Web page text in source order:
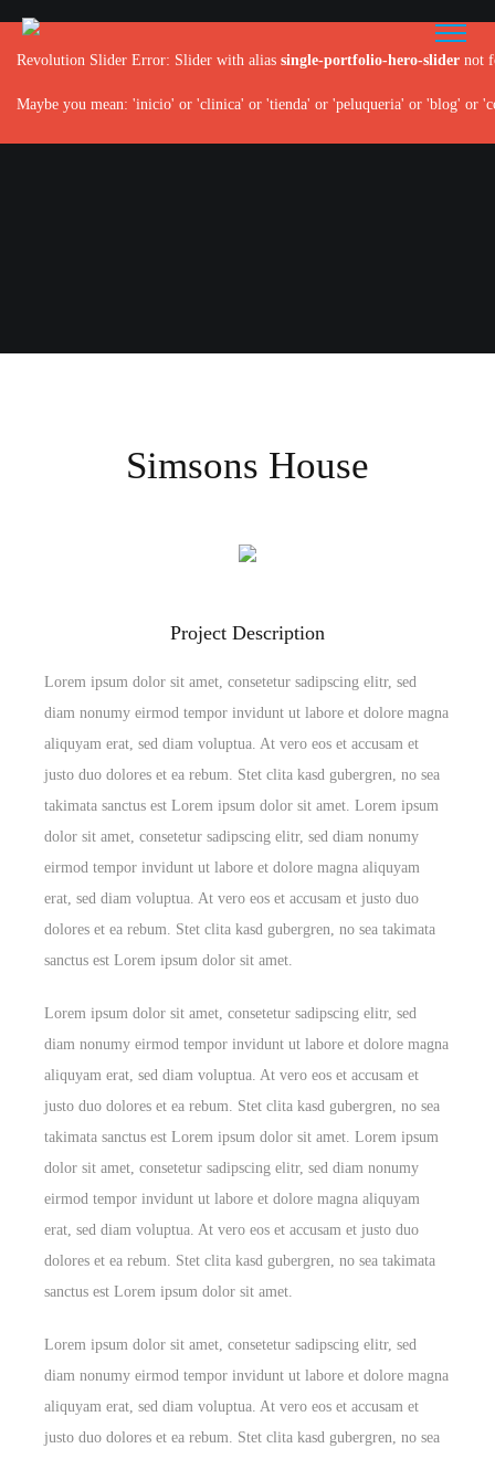
Revolution Slider Error: Slider with alias single-portfolio-hero-slider not
Maybe you mean: 'inicio' or 'clinica' or 'tienda' or 'peluqueria' or 'blog' or
Simsons House
Project Description
Lorem ipsum dolor sit amet, consetetur sadipscing elitr, sed
diam nonumy eirmod tempor invidunt ut labore et dolore magna
aliquyam erat, sed diam voluptua. At vero eos et accusam et
justo duo dolores et ea rebum. Stet clita kasd gubergren, no sea
takimata sanctus est Lorem ipsum dolor sit amet. Lorem ipsum
dolor sit amet, consetetur sadipscing elitr, sed diam nonumy
eirmod tempor invidunt ut labore et dolore magna aliquyam
erat, sed diam voluptua. At vero eos et accusam et justo duo
dolores et ea rebum. Stet clita kasd gubergren, no sea takimata
sanctus est Lorem ipsum dolor sit amet.
Lorem ipsum dolor sit amet, consetetur sadipscing elitr, sed
diam nonumy eirmod tempor invidunt ut labore et dolore magna
aliquyam erat, sed diam voluptua. At vero eos et accusam et
justo duo dolores et ea rebum. Stet clita kasd gubergren, no sea
takimata sanctus est Lorem ipsum dolor sit amet. Lorem ipsum
dolor sit amet, consetetur sadipscing elitr, sed diam nonumy
eirmod tempor invidunt ut labore et dolore magna aliquyam
erat, sed diam voluptua. At vero eos et accusam et justo duo
dolores et ea rebum. Stet clita kasd gubergren, no sea takimata
sanctus est Lorem ipsum dolor sit amet.
Lorem ipsum dolor sit amet, consetetur sadipscing elitr, sed
diam nonumy eirmod tempor invidunt ut labore et dolore magna
aliquyam erat, sed diam voluptua. At vero eos et accusam et
justo duo dolores et ea rebum. Stet clita kasd gubergren, no sea